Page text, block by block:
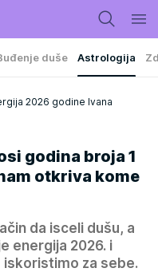
duše Astrologija
2026 godine Ivana
godina broja 1
otkriva kome
da isceli dušu, a
energija 2026. i
iskoristimo za sebe.